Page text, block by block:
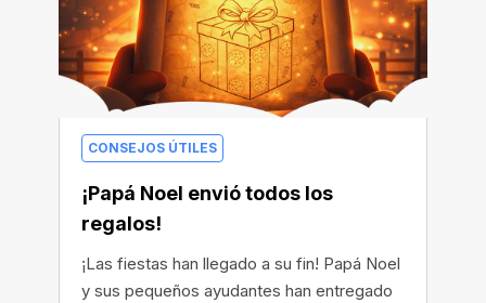
CONSEJOS ÚTILES
¡Papá Noel envió todos los
regalos!
¡Las fiestas han llegado a su fin! Papá Noel
y sus pequeños ayudantes han entregado